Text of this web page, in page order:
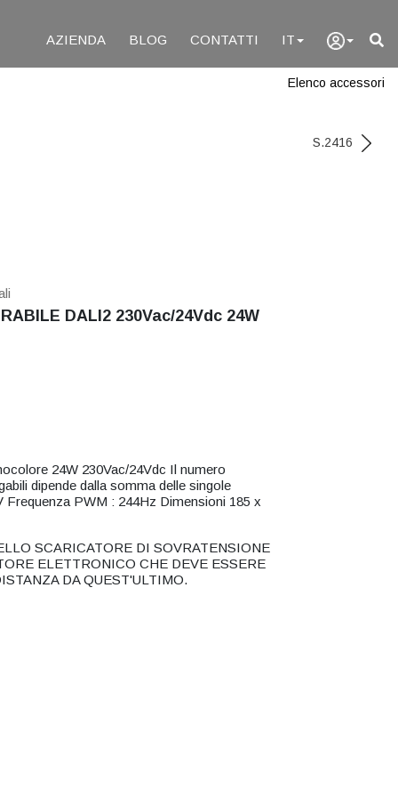
AZIENDA BLOG CONTATTI IT
Elenco accessori
S.2416
DALI2 230Vac/24Vdc 24W
24W 230Vac/24Vdc Il numero
dipende dalla somma delle singole
PWM : 244Hz Dimensioni 185 x
SCARICATORE DI SOVRATENSIONE
ELETTRONICO CHE DEVE ESSERE
DA QUEST'ULTIMO.